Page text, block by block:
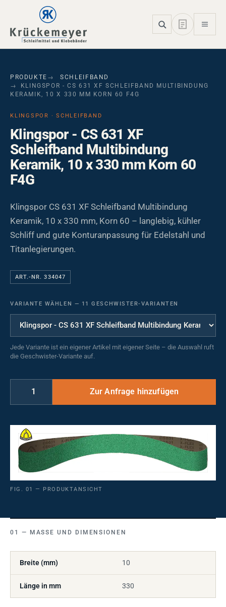
Skip to main navigation
Skip to main content
Skip to page footer
PRODUKTE
SCHLEIFBAND
KLINGSPOR - CS 631 XF SCHLEIFBAND MULTIBINDUNG
KERAMIK, 10 X 330 MM KORN 60 F4G
KLINGSPOR · SCHLEIFBAND
Klingspor - CS 631 XF
Schleifband Multibindung
Keramik, 10 x 330 mm Korn 60
F4G
Klingspor CS 631 XF Schleifband Multibindung
Keramik, 10 x 330 mm, Korn 60 – langlebig, kühler
Schliff und gute Konturanpassung für Edelstahl und
Titanlegierungen.
ART.-NR. 334047
VARIANTE WÄHLEN — 11 GESCHWISTER-VARIANTEN
Jede Variante ist ein eigener Artikel mit eigener Seite – die Auswahl ruft
die Geschwister-Variante auf.
FIG. 01 — PRODUKTANSICHT
MASSE UND DIMENSIONEN
Breite (mm) 10
Länge in mm 330